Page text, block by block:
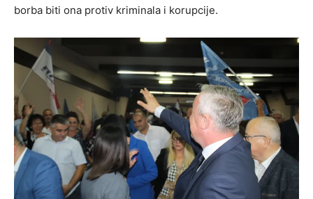
borba biti ona protiv kriminala i korupcije.